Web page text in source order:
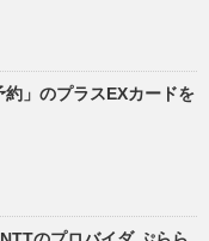
」のプラスEXカードを